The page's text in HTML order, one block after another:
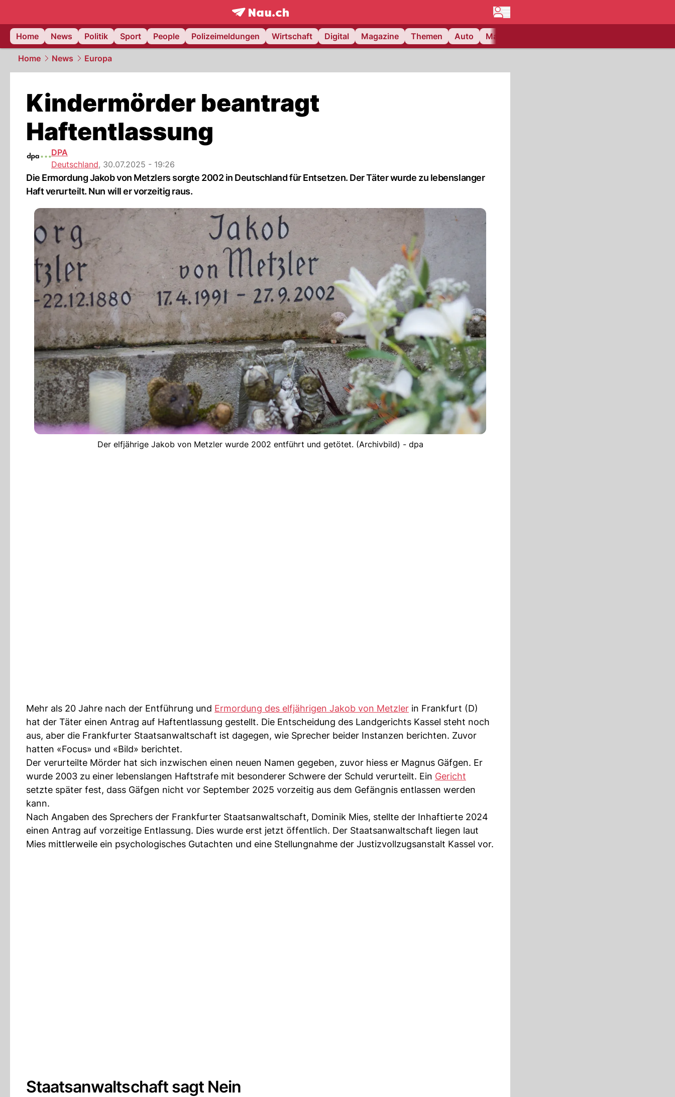
frontpage.NAU.ch
Home
News Politik Sport People Polizeimeldungen Wirtschaft Digital Magazine Themen Auto Matchcenter
Home News Europa
Kindermörder beantragt
Haftentlassung
DPA
Deutschland, 30.07.2025 - 19:26
Die Ermordung Jakob von Metzlers sorgte 2002 in Deutschland für Entsetzen. Der Täter wurde zu lebenslanger
Haft verurteilt. Nun will er vorzeitig raus.
Der elfjährige Jakob von Metzler wurde 2002 entführt und getötet. (Archivbild) - dpa
Mehr als 20 Jahre nach der Entführung und Ermordung des elfjährigen Jakob von Metzler in Frankfurt (D)
hat der Täter einen Antrag auf Haftentlassung gestellt. Die Entscheidung des Landgerichts Kassel steht noch
aus, aber die Frankfurter Staatsanwaltschaft ist dagegen, wie Sprecher beider Instanzen berichten. Zuvor
hatten «Focus» und «Bild» berichtet.
Der verurteilte Mörder hat sich inzwischen einen neuen Namen gegeben, zuvor hiess er Magnus Gäfgen. Er
wurde 2003 zu einer lebenslangen Haftstrafe mit besonderer Schwere der Schuld verurteilt. Ein Gericht
setzte später fest, dass Gäfgen nicht vor September 2025 vorzeitig aus dem Gefängnis entlassen werden
kann.
Nach Angaben des Sprechers der Frankfurter Staatsanwaltschaft, Dominik Mies, stellte der Inhaftierte 2024
einen Antrag auf vorzeitige Entlassung. Dies wurde erst jetzt öffentlich. Der Staatsanwaltschaft liegen laut
Mies mittlerweile ein psychologisches Gutachten und eine Stellungnahme der Justizvollzugsanstalt Kassel vor.
Staatsanwaltschaft sagt Nein